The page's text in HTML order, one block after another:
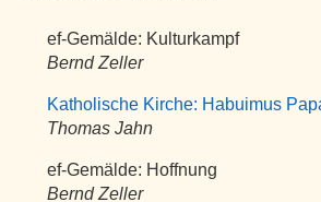
ef-Gemälde: Kulturkampf
Bernd Zeller
Katholische Kirche: Habuimus
Thomas Jahn
ef-Gemälde: Hoffnung
Bernd Zeller